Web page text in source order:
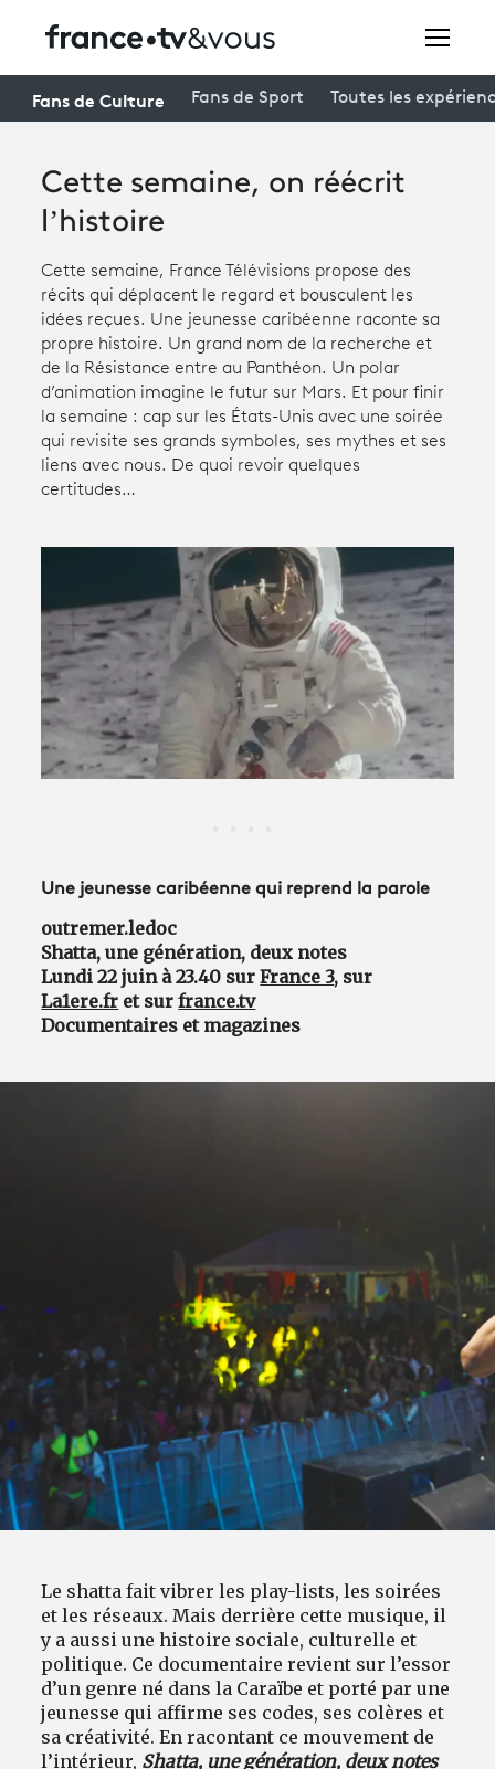
connexion
Avantages fidélité
Festivals
Creators
À la une
Participer et assister à une émission
À votre écoute
Productions et innovation
Programme tv
Fans de Culture Fans de Sport Toutes les
Cette semaine, on réécrit
l’histoire
Cette semaine, France Télévisions propose des
récits qui déplacent le regard et bousculent les
idées reçues. Une jeunesse caribéenne raconte sa
propre histoire. Un grand nom de la recherche et
de la Résistance entre au Panthéon. Un polar
d’animation imagine le futur sur Mars. Et pour finir
la semaine : cap sur les États-Unis avec une soirée
qui revisite ses grands symboles, ses mythes et ses
liens avec nous. De quoi revoir quelques
certitudes…
Une jeunesse caribéenne qui reprend la parole
outremer.ledoc
Shatta, une génération, deux notes
Lundi 22 juin à 23.40 surFrance 3, sur
La1ere.fr et surfrance.tv
Documentaires et magazines
Le shatta fait vibrer les play-lists, les soirées
et les réseaux. Mais derrière cette musique, il
y a aussi une histoire sociale, culturelle et
politique. Ce documentaire revient sur l’essor
d’un genre né dans la Caraïbe et porté par une
jeunesse qui affirme ses codes, ses colères et
sa créativité. En racontant ce mouvement de
l’intérieur, Shatta, une génération, deux notes